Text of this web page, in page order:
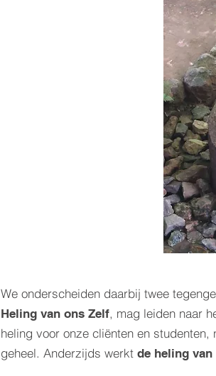
We onderscheiden daarbij twee
Heling van ons Zelf, mag leiden naar
heling voor onze cliënten en
geheel. Anderzijds werkt de heling van